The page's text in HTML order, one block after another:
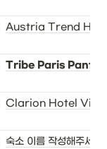
Austria Trend
Tribe Paris Pantin
Clarion Hotel
숙소 이름 작성해주세요